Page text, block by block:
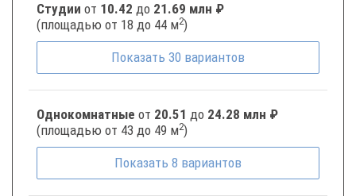
Студии от 10.42 до 21.69 млн ₽
(площадью от 18 до 44 м2)
Показать 30 вариантов
Однокомнатные от 20.51 до 24.28 млн ₽
(площадью от 43 до 49 м2)
Показать 8 вариантов